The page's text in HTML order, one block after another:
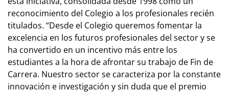
reconocimiento del Colegio a los profesionales recién
titulados. “Desde el Colegio queremos fomentar la
excelencia en los futuros profesionales del sector y se
ha convertido en un incentivo más entre los
estudiantes a la hora de afrontar su trabajo de Fin de
Carrera. Nuestro sector se caracteriza por la constante
innovación e investigación y sin duda que el premio